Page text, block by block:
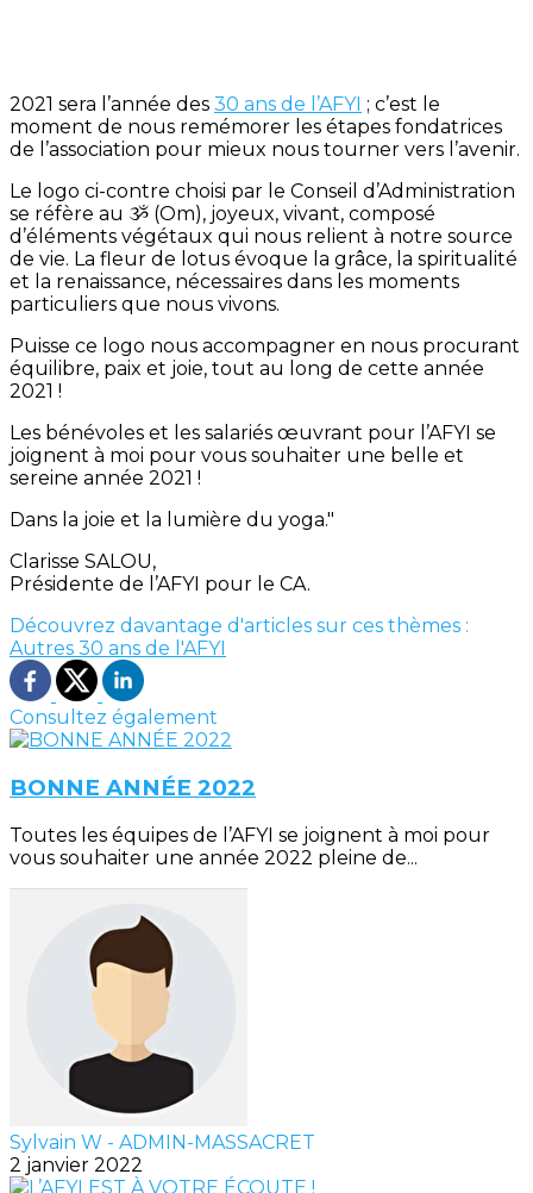
2021 sera l’année des 30 ans de l’AFYI ; c’est le
moment de nous remémorer les étapes fondatrices
de l’association pour mieux nous tourner vers l’avenir.
Le logo ci-contre choisi par le Conseil d’Administration
se réfère au ૐ (Om), joyeux, vivant, composé
d’éléments végétaux qui nous relient à notre source
de vie. La fleur de lotus évoque la grâce, la spiritualité
et la renaissance, nécessaires dans les moments
particuliers que nous vivons.
Puisse ce logo nous accompagner en nous procurant
équilibre, paix et joie, tout au long de cette année
2021 !
Les bénévoles et les salariés œuvrant pour l’AFYI se
joignent à moi pour vous souhaiter une belle et
sereine année 2021 !
Dans la joie et la lumière du yoga."
Clarisse SALOU,
Présidente de l’AFYI pour le CA.
Découvrez davantage d'articles sur ces thèmes :
Autres 30 ans de l'AFYI
Consultez également
BONNE ANNÉE 2022
Toutes les équipes de l’AFYI se joignent à moi pour
vous souhaiter une année 2022 pleine de...
Sylvain W - ADMIN-MASSACRET
2 janvier 2022